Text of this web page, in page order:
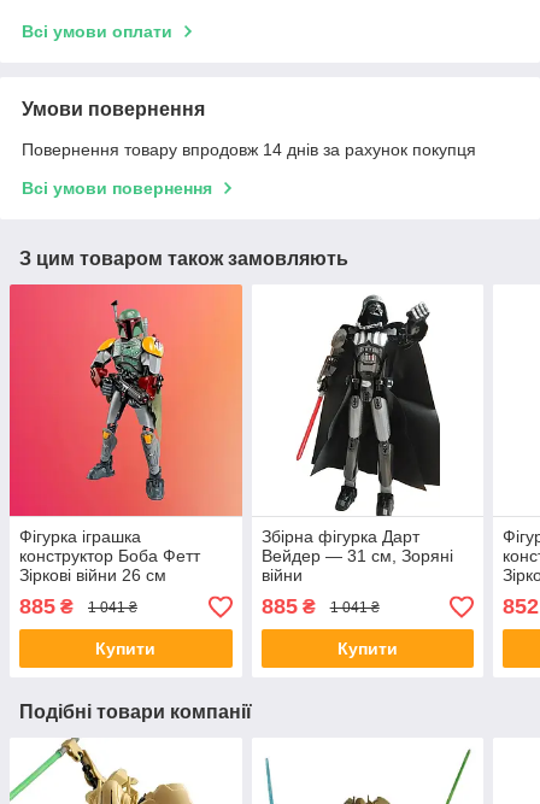
Всі умови оплати
Умови повернення
Повернення товару впродовж 14 днів за рахунок покупця
Всі умови повернення
З цим товаром також замовляють
Фігурка іграшка
конструктор Боба Фетт
Зіркові війни 26 см
885 ₴ 1 041 ₴
Купити
Збірна фігурка Дарт
Вейдер — 31 см, Зоряні
війни
885₴ 1 041 ₴
Купити
852
Подібні товари компанії